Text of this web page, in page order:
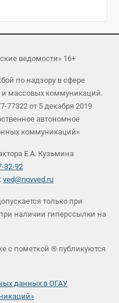
ведомости» 16+
по надзору в сфере
и массовых коммуникаций.
от 5 декабря 2019
автономное
коммуникаций»
Е.А. Кузьмина
32-92
ved@novved.ru
только при
наличии гиперссылки на
с пометкой ® публикуются
данных в ОГАУ